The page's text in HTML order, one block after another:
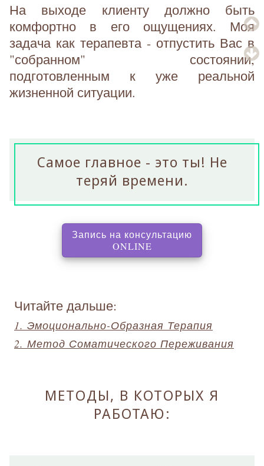
На выходе клиенту должно быть
комфортно в его ощущениях. Моя
задача как терапевта - отпустить Вас в
"собранном" состоянии,
подготовленным к уже реальной
жизненной ситуации.
Самое главное - это ты! Не
теряй времени.
Запись на консультацию
ONLINE, перенаправляет на
Читайте дальше:
1. Эмоционально-Образная Терапия
2. Метод Соматического Переживания
МЕТОДЫ, В КОТОРЫХ Я
РАБОТАЮ: